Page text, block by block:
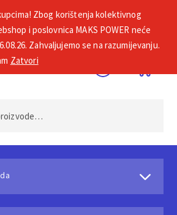
Zbog korištenja kolektivnog
i poslovnica MAKS POWER neće
Zahvaljujemo se na razumijevanju.
Zatvori